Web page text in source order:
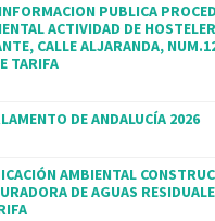
PUBLICA
ACTIVIDAD DE
CALLE ALJARANDA,
TARIFA
DE ANDALUCÍA 2026
AMBIENTAL
DE AGUAS